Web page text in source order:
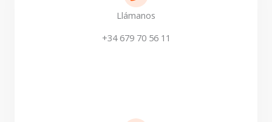
Llámanos
+34 679 70 56 11